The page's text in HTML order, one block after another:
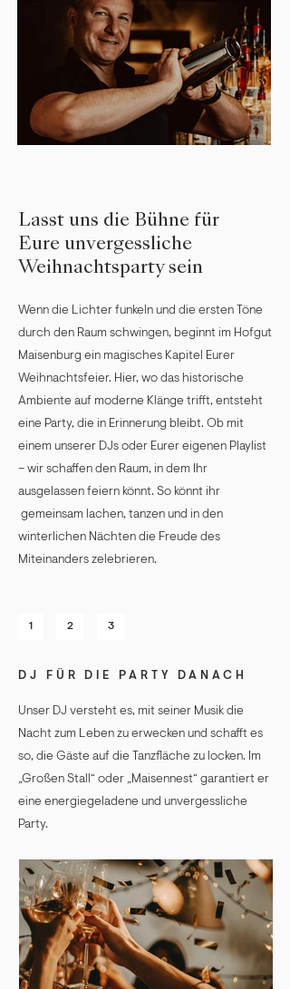
Lasst uns die Bühne für
Eure unvergessliche
Weihnachtsparty sein
Wenn die Lichter funkeln und die ersten Töne
durch den Raum schwingen, beginnt im Hofgut
Maisenburg ein magisches Kapitel Eurer
Weihnachtsfeier. Hier, wo das historische
Ambiente auf moderne Klänge trifft, entsteht
eine Party, die in Erinnerung bleibt. Ob mit
einem unserer DJs oder Eurer eigenen Playlist
– wir schaffen den Raum, in dem Ihr
ausgelassen feiern könnt. So könnt ihr
gemeinsam lachen, tanzen und in den
winterlichen Nächten die Freude des
Miteinanders zelebrieren.
1 2 3
DJ FÜR DIE PARTY DANACH
Unser DJ versteht es, mit seiner Musik die
Nacht zum Leben zu erwecken und schafft es
so, die Gäste auf die Tanzfläche zu locken. Im
„Großen Stall“ oder „Maisennest“ garantiert er
eine energiegeladene und unvergessliche
Party.